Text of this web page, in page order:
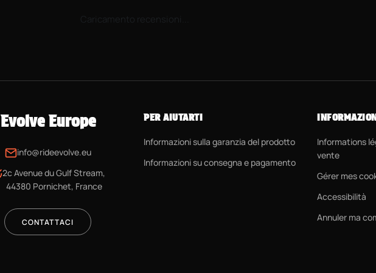
Evolve Europe
info@rideevolve.eu
2c Avenue du Gulf Stream,
44380 Pornichet, France
CONTATTACI
PER AIUTARTI
Informazioni sulla garanzia del prodotto
Informazioni su consegna e pagamento
Informations
vente
Gérer mes
Accessibilità
Annuler ma